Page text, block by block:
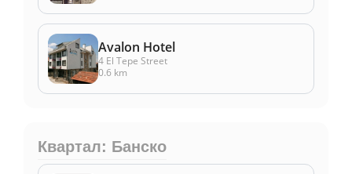
Avalon Hotel
4 El Tepe Street
0.6 km
Квартал: Банско